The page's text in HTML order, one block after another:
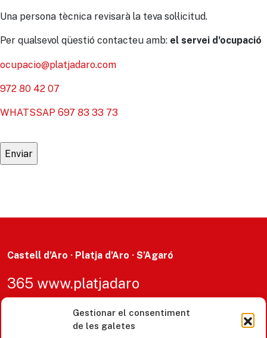
Gestionar el consentiment
de les galetes
Una persona tècnica revisarà la teva sol·licitud.
Per qualsevol qüestió contacteu amb: el servei d'ocupació
ocupacio@platjadaro.com
972 80 42 07
WHATSSAP 697 83 33 73
Castell d’Aro · Platja d’Aro · S’Agaró
365 www.platjadaro